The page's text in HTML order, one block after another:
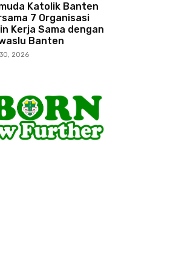
Katolik Banten
7 Organisasi
Kerja Sama dengan
Banten
2026